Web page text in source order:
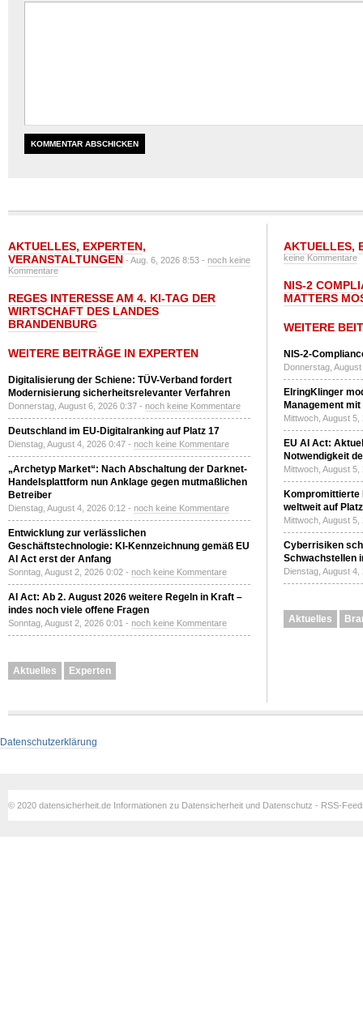
AKTUELLES, EXPERTEN,
VERANSTALTUNGEN - Aug. 6, 2026 8:53 - noch keine
Kommentare
REGES INTERESSE AM 4. KI-TAG DER
WIRTSCHAFT DES LANDES
BRANDENBURG
WEITERE BEITRÄGE IN EXPERTEN
Digitalisierung der Schiene: TÜV-Verband fordert
Modernisierung sicherheitsrelevanter Verfahren
Donnerstag, August 6, 2026 0:37 - noch keine Kommentare
Deutschland im EU-Digitalranking auf Platz 17
Dienstag, August 4, 2026 0:47 - noch keine Kommentare
„Archetyp Market“: Nach Abschaltung der Darknet-
Handelsplattform nun Anklage gegen mutmaßlichen
Betreiber
Dienstag, August 4, 2026 0:12 - noch keine Kommentare
Entwicklung zur verlässlichen
Geschäftstechnologie: KI-Kennzeichnung gemäß EU
AI Act erst der Anfang
Sonntag, August 2, 2026 0:02 - noch keine Kommentare
AI Act: Ab 2. August 2026 weitere Regeln in Kraft –
indes noch viele offene Fragen
Sonntag, August 2, 2026 0:01 - noch keine Kommentare
Aktuelles Experten
AKTUELLES,
keine Kommentare
NIS-2
MATTERS
WEITERE
NIS-2-
Donnerstag,
ElringKlinger
Management
Mittwoch, August
EU AI Act:
Notwendigkeit
Mittwoch, August
Kompromittierte
weltweit auf
Mittwoch, August
Cyberrisiken
Schwachstellen
Dienstag, August
Aktuelles
Datenschutzerklärung
© 2020 datensicherheit.de Informationen zu Datensicherheit und Datenschutz - RSS-